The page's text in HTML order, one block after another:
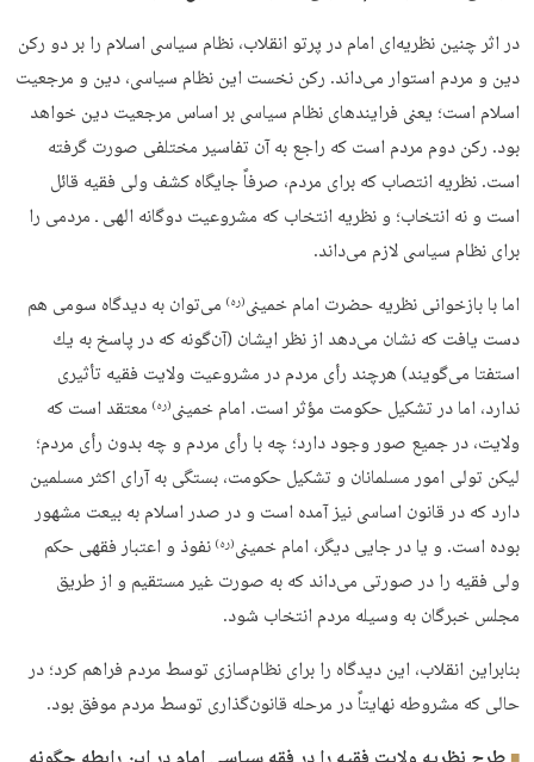
در اثر چنین نظریه‌ای امام در پرتو انقلاب، نظام سیاسی اسلام را بر دو رکن
دین و مردم استوار می‌داند. رکن نخست این نظام سیاسی، دین و مرجعیت
اسلام است؛ یعنی فرایندهای نظام سیاسی بر اساس مرجعیت دین خواهد
بود. رکن دوم مردم است که راجع به آن تفاسیر مختلفی صورت گرفته
است. نظریه انتصاب که برای مردم، صرفاً جايگاه كشف ولی فقيه قائل
است و نه انتخاب؛ و نظریه انتخاب که مشروعيت دوگانه الهی ـ مردمی را
برای نظام سياسی لازم می‌داند.
اما با بازخوانی نظريه حضرت امام خمينی(ره) می‌توان به ديدگاه سومی هم
دست يافت كه نشان می‌دهد از نظر ايشان (آن‌گونه كه در پاسخ به يك
استفتا می‌گويند) هرچند رأی مردم در مشروعيت ولايت فقيه تأثيری
ندارد، اما در تشكيل حكومت مؤثر است. امام خمینی(ره) معتقد است که
ولایت، در جمیع صور وجود دارد؛ چه با رأی مردم و چه بدون رأی مردم؛
لیکن تولی امور مسلمانان و تشکیل حکومت، بستگی به آرای اکثر مسلمین
دارد که در قانون اساسی نیز آمده است و در صدر اسلام به بیعت مشهور
بوده است. و یا در جایی دیگر، امام خمینی(ره) نفوذ و اعتبار فقهی حكم
ولی فقيه را در صورتی می‌داند كه به صورت غير مستقيم و از طریق
مجلس خبرگان به وسيله مردم انتخاب شود.
بنابراین انقلاب، این دیدگاه را برای نظام‌سازی توسط مردم فراهم کرد؛ در
حالی که مشروطه نهایتاً در مرحله قانون‌گذاری توسط مردم موفق بود.